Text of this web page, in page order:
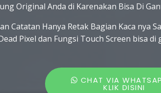
Original Anda di Karenakan Bisa Di
Catatan Hanya Retak Bagian Kaca nya
Pixel dan Fungsi Touch Screen bisa di
CHAT VIA
KLIK DISINI